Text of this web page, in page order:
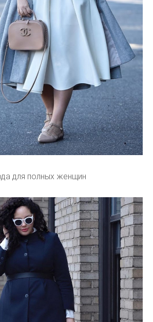
для полных женщин